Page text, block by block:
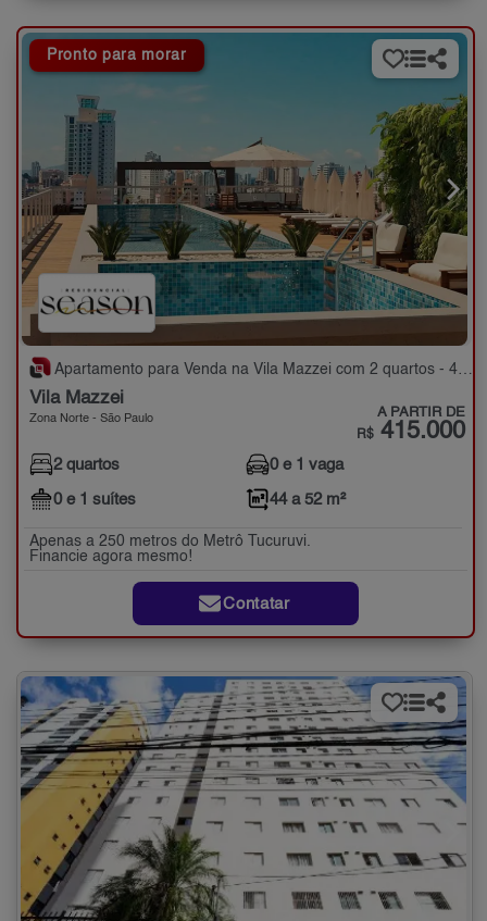
Pronto para morar
Apartamento para Venda na Vila Mazzei com 2 quartos - 44 a 52 m²
Vila Mazzei
Zona Norte - São Paulo A PARTIR DE
R$ 415.000
2 quartos
0 e 1 suítes
0 e 1 vaga
44 a 52 m²
Apenas a 250 metros do Metrô Tucuruvi.
Financie agora mesmo!
Contatar